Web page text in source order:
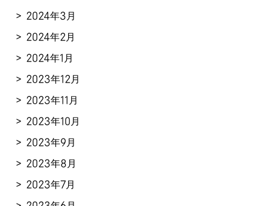
2024年3月
2024年2月
2024年1月
2023年12月
2023年11月
2023年10月
2023年9月
2023年8月
2023年7月